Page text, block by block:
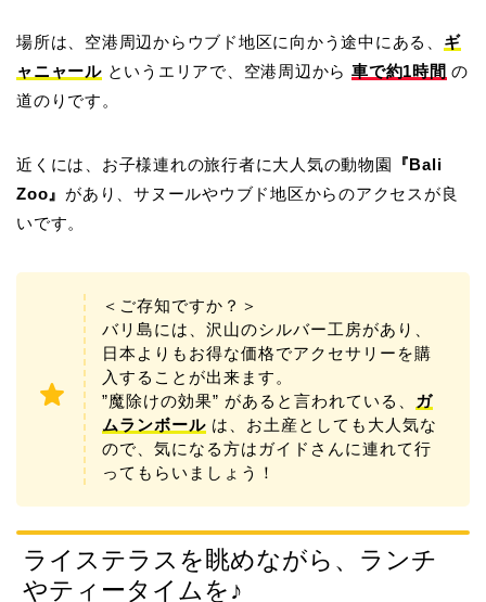
場所は、空港周辺からウブド地区に向かう途中にある、 ギ
ャニャールというエリアで、空港周辺から 車で約1時間 の
道のりです。
近くには、お子様連れの旅行者に大人気の動物園
『Bali
Zoo』 があり、サヌールやウブド地区からのアクセスが良
いです。
＜ご存知ですか？＞
バリ島には、沢山のシルバー工房があり、
日本よりもお得な価格でアクセサリーを購
入することが出来ます。
”魔除けの効果” があると言われている、 ガ
ムランボール は、お土産としても大人気な
ので、気になる方はガイドさんに連れて行
ってもらいましょう！
ライステラスを眺めながら、ランチ
やティータイムを♪